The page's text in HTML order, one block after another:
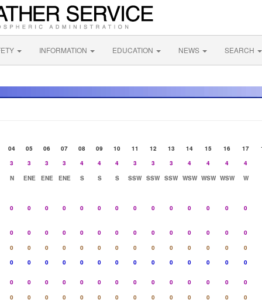
INFORMATION EDUCATION NEWS SEARCH
04 05 06 07 08 09 10 11 12 13 14 15 16 17
3
3 3 3 4 4 4 3 3 3 4 4 4
4
N
ENE ENE ENE S S S SSW SSW SSW WSW WSW WSW W
0 0 0 0 0 0 0 0 0 0 0 0 0 0
0 0 0 0 0 0 0 0 0 0 0 0 0
0
0
0 0 0 0 0 0 0 0 0 0 0 0
0
0
0 0 0 0 0 0 0 0 0 0 0 0 0
0 0 0 0 0 0 0 0 0 0 0 0 0
0
0
0 0 0 0 0 0 0 0 0 0 0 0
0